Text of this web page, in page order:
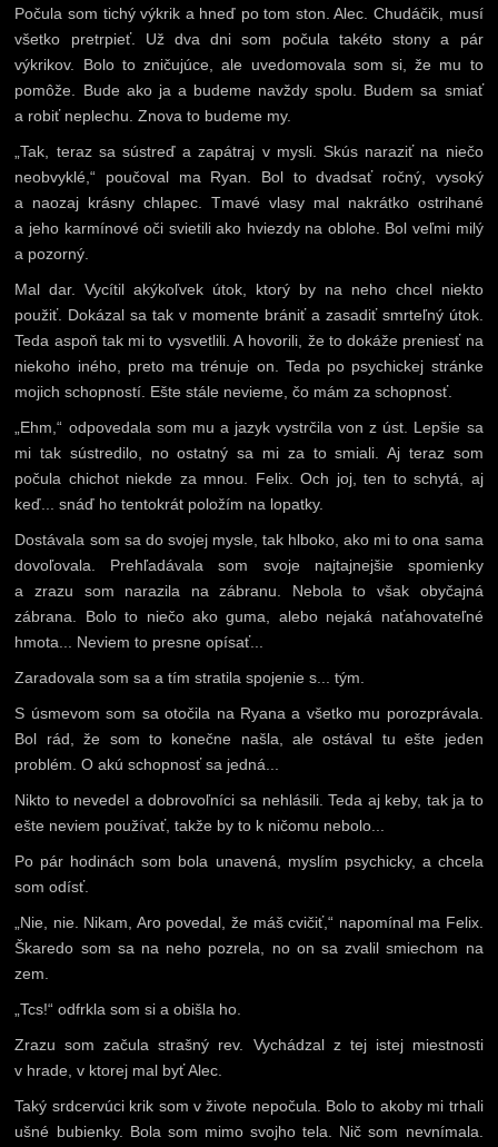
Počula som tichý výkrik a hneď po tom ston. Alec. Chudáčik, musí
všetko pretrpieť. Už dva dni som počula takéto stony a pár
výkrikov. Bolo to zničujúce, ale uvedomovala som si, že mu to
pomôže. Bude ako ja a budeme navždy spolu. Budem sa smiať
a robiť neplechu. Znova to budeme my.
„Tak, teraz sa sústreď a zapátraj v mysli. Skús naraziť na niečo
neobvyklé,“ poučoval ma Ryan. Bol to dvadsať ročný, vysoký
a naozaj krásny chlapec. Tmavé vlasy mal nakrátko ostrihané
a jeho karmínové oči svietili ako hviezdy na oblohe. Bol veľmi milý
a pozorný.
Mal dar. Vycítil akýkoľvek útok, ktorý by na neho chcel niekto
použiť. Dokázal sa tak v momente brániť a zasadiť smrteľný útok.
Teda aspoň tak mi to vysvetlili. A hovorili, že to dokáže preniesť na
niekoho iného, preto ma trénuje on. Teda po psychickej stránke
mojich schopností. Ešte stále nevieme, čo mám za schopnosť.
„Ehm,“ odpovedala som mu a jazyk vystrčila von z úst. Lepšie sa
mi tak sústredilo, no ostatný sa mi za to smiali. Aj teraz som
počula chichot niekde za mnou. Felix. Och joj, ten to schytá, aj
keď... snáď ho tentokrát položím na lopatky.
Dostávala som sa do svojej mysle, tak hlboko, ako mi to ona sama
dovoľovala. Prehľadávala som svoje najtajnejšie spomienky
a zrazu som narazila na zábranu. Nebola to však obyčajná
zábrana. Bolo to niečo ako guma, alebo nejaká naťahovateľné
hmota... Neviem to presne opísať...
Zaradovala som sa a tím stratila spojenie s... tým.
S úsmevom som sa otočila na Ryana a všetko mu porozprávala.
Bol rád, že som to konečne našla, ale ostával tu ešte jeden
problém. O akú schopnosť sa jedná...
Nikto to nevedel a dobrovoľníci sa nehlásili. Teda aj keby, tak ja to
ešte neviem používať, takže by to k ničomu nebolo...
Po pár hodinách som bola unavená, myslím psychicky, a chcela
som odísť.
„Nie, nie. Nikam, Aro povedal, že máš cvičiť,“ napomínal ma Felix.
Škaredo som sa na neho pozrela, no on sa zvalil smiechom na
zem.
„Tcs!“ odfrkla som si a obišla ho.
Zrazu som začula strašný rev. Vychádzal z tej istej miestnosti
v hrade, v ktorej mal byť Alec.
Taký srdcervúci krik som v živote nepočula. Bolo to akoby mi trhali
ušné bubienky. Bola som mimo svojho tela. Nič som nevnímala.